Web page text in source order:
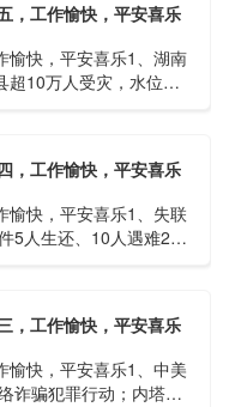
，工作愉快，平安喜乐
愉快，平安喜乐1、湖南
超10万人受灾，水位正
，工作愉快，平安喜乐
愉快，平安喜乐1、失联
5人生还、10人遇难2、
，工作愉快，平安喜乐
愉快，平安喜乐1、中美
诈骗犯罪行动；内塔尼